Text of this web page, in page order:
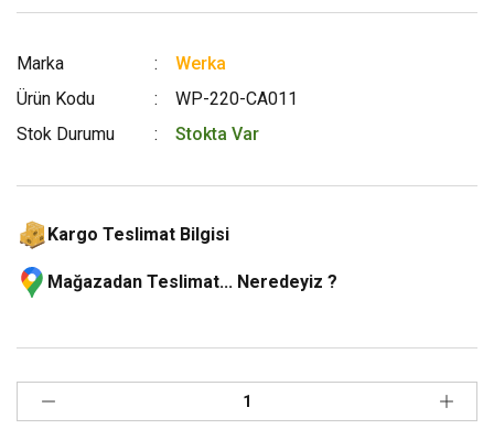
Marka
Werka
Ürün Kodu
WP-220-CA011
Stok Durumu
Stokta Var
Kargo Teslimat Bilgisi
Mağazadan Teslimat... Neredeyiz ?